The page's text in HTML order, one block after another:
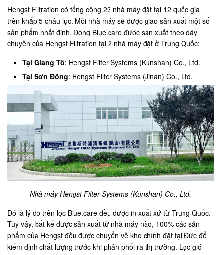
Hengst Filtration có tổng cộng 23 nhà máy đặt tại 12 quốc gia
trên khắp 5 châu lục. Mỗi nhà máy sẽ được giao sản xuất một số
sản phẩm nhất định. Dòng Blue.care được sản xuất theo dây
chuyền của Hengst Filtration tại 2 nhà máy đặt ở Trung Quốc:
Tại Giang Tô: Hengst Filter Systems (Kunshan) Co., Ltd.
Tại Sơn Đông: Hengst Filter Systems (Jinan) Co., Ltd.
Nhà máy Hengst Filter Systems (Kunshan) Co., Ltd.
Đó là lý do trên lọc Blue.care đều được in xuất xứ từ Trung Quốc.
Tuy vậy, bất kể được sản xuất từ nhà máy nào, 100% các sản
phẩm của Hengst đều được chuyển về kho chính đặt tại Đức để
kiểm định chất lượng trước khi phân phối ra thị trường. Lọc gió